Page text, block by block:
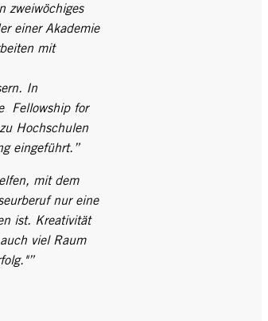
zweiwöchiges
einer Akademie
mit
In
Fellowship for
Hochschulen
eingeführt.”
mit dem
nur eine
ist. Kreativität
viel Raum